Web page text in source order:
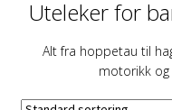
Uteleker for
Alt fra hoppetau til
motorikk og